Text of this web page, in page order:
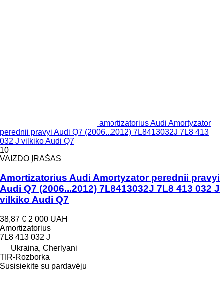
amortizatorius Audi Amortyzator
perednii pravyi Audi Q7 (2006...2012) 7L8413032J 7L8 413
032 J vilkiko Audi Q7
10
VAIZDO ĮRAŠAS
Amortizatorius Audi Amortyzator perednii pravyi
Audi Q7 (2006...2012) 7L8413032J 7L8 413 032 J
vilkiko Audi Q7
38,87 € 2 000 UAH
Amortizatorius
7L8 413 032 J
Ukraina, Cherlyani
TIR-Rozborka
Susisiekite su pardavėju